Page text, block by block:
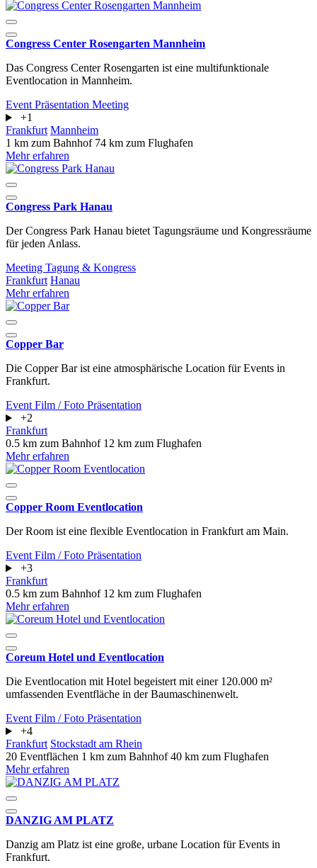
Congress Center Rosengarten Mannheim
Das Congress Center Rosengarten ist eine multifunktionale
Eventlocation in Mannheim.
Event Präsentation Meeting
+1
Frankfurt Mannheim
1 km zum Bahnhof 74 km zum Flughafen
Mehr erfahren
Congress Park Hanau
Der Congress Park Hanau bietet Tagungsräume und Kongressräume
für jeden Anlass.
Meeting Tagung & Kongress
Frankfurt Hanau
Mehr erfahren
Copper Bar
Die Copper Bar ist eine atmosphärische Location für Events in
Frankfurt.
Event Film / Foto Präsentation
+2
Frankfurt
0.5 km zum Bahnhof 12 km zum Flughafen
Mehr erfahren
Copper Room Eventlocation
Der Room ist eine flexible Eventlocation in Frankfurt am Main.
Event Film / Foto Präsentation
+3
Frankfurt
0.5 km zum Bahnhof 12 km zum Flughafen
Mehr erfahren
Coreum Hotel und Eventlocation
Die Eventlocation mit Hotel begeistert mit einer 120.000 m²
umfassenden Eventfläche in der Baumaschinenwelt.
Event Film / Foto Präsentation
+4
Frankfurt Stockstadt am Rhein
20 Eventflächen 1 km zum Bahnhof40 km zum Flughafen
Mehr erfahren
DANZIG AM PLATZ
Danzig am Platz ist eine große, urbane Location für Events in
Frankfurt.